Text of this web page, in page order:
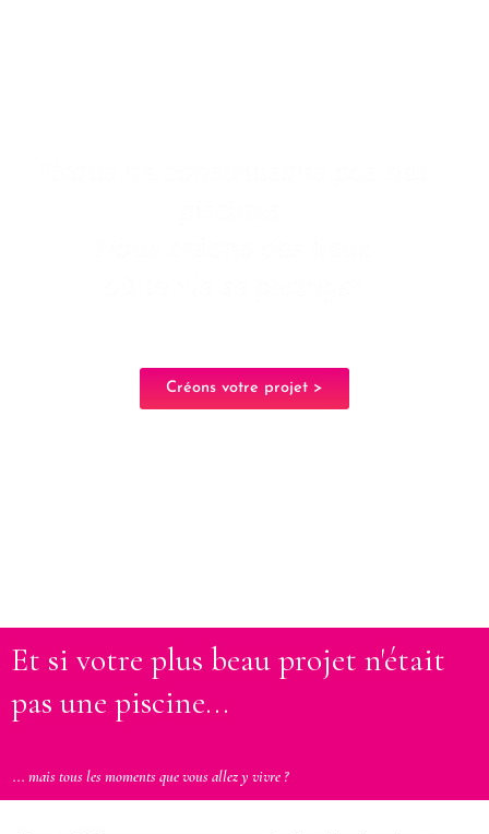
Créons votre projet >
Et si votre plus beau projet n'était
pas une piscine...
... mais tous les moments que vous allez y vivre ?